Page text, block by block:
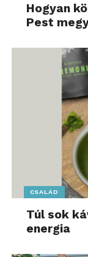
Hogyan
Pest
CSALÁD
Túl sok
energia